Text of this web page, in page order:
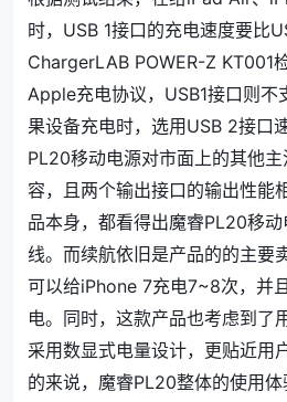
时，USB 1接口的充电速度要比
ChargerLAB POWER-Z KT001
Apple充电协议，USB1接口则不
果设备充电时，选用USB 2接口
PL20移动电源对市面上的其他
容，且两个输出接口的输出性能
品本身，都看得出魔睿PL20移
线。而续航依旧是产品的的主要
可以给iPhone 7充电7~8次，并
电。同时，这款产品也考虑到了
采用数显式电量设计，更贴近用
的来说，魔睿PL20整体的使用